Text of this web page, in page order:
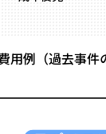
用例（過去事件